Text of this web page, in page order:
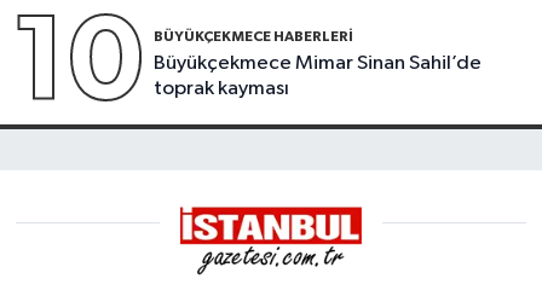
10 BÜYÜKÇEKMECE HABERLERI
Büyükçekmece Mimar Sinan Sahil’de
toprak kayması